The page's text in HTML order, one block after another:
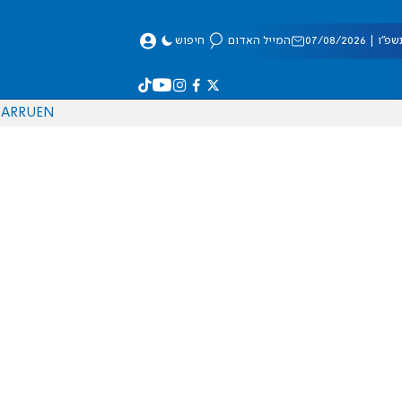
08/2026 המייל האדום חיפוש
EN
RU
AR